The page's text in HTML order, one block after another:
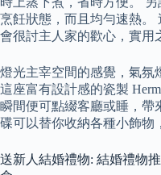
烹飪狀態，而且均勻速熱。
會很討主人家的歡心，實用
燈光主宰空間的感覺，氣氛
這座富有設計感的瓷製
瞬間便可點綴客廳或睡，帶
碟可以替你收納各種小飾物
送新人結婚禮物: 結婚禮物